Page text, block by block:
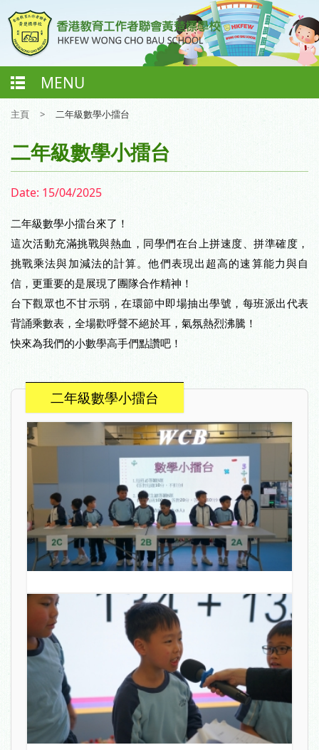
MENU
主頁 > 二年級數學小擂台
二年級數學小擂台
Date: 15/04/2025
二年級數學小擂台來了！
這次活動充滿挑戰與熱血，同學們在台上拼速度、拼準確度，
挑戰乘法與加減法的計算。他們表現出超高的速算能力與自
信，更重要的是展現了團隊合作精神！
台下觀眾也不甘示弱，在環節中即場抽出學號，每班派出代表
背誦乘數表，全場歡呼聲不絕於耳，氣氛熱烈沸騰！
快來為我們的小數學高手們點讚吧！
二年級數學小擂台